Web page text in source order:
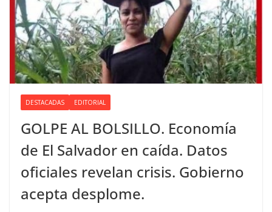
DESTACADAS EDITORIAL
GOLPE AL BOLSILLO. Economía
de El Salvador en caída. Datos
oficiales revelan crisis. Gobierno
acepta desplome.